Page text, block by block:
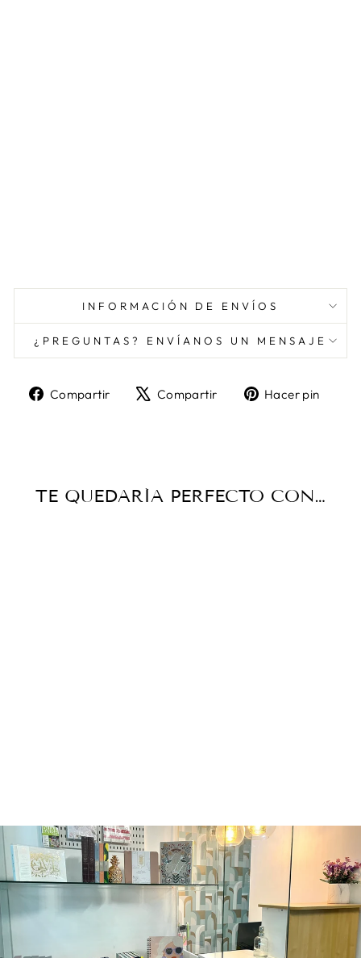
INFORMACIÓN DE ENVÍOS
¿PREGUNTAS? ENVÍANOS UN MENSAJE
Compartir
CompartirCompartir
TuitearHacer pin
TE QUEDARÍA PERFECTO CON…